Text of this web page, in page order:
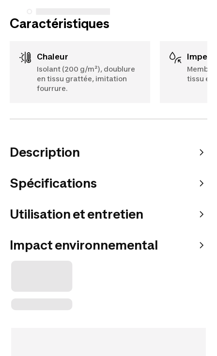
Caractéristiques
Chaleur
Isolant (200 g/m²), doublure
en tissu grattée, imitation
fourrure.
tissu
Description
Spécifications
Utilisation et entretien
Impact environnemental